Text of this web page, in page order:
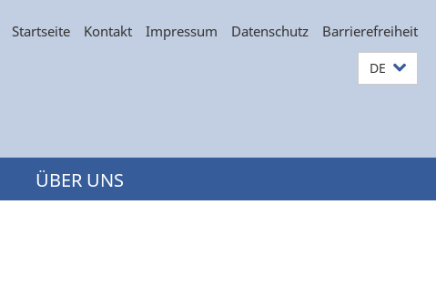
Startseite Kontakt Impressum Datenschutz Barrierefreiheit
DE
ÜBER UNS